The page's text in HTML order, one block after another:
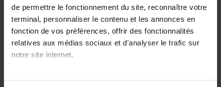
de permettre le fonctionnement du site, reconnaître votre
terminal, personnaliser le contenu et les annonces en
fonction de vos préférences, offrir des fonctionnalités
relatives aux médias sociaux et d'analyser le trafic sur
notre site internet.